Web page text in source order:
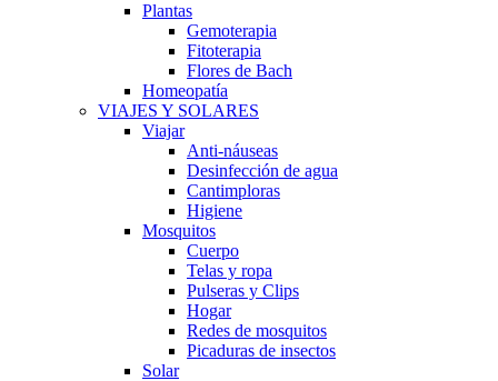
Plantas
Gemoterapia
Fitoterapia
Flores de Bach
Homeopatía
VIAJES Y SOLARES
Viajar
Anti-náuseas
Desinfección de agua
Cantimploras
Higiene
Mosquitos
Cuerpo
Telas y ropa
Pulseras y Clips
Hogar
Redes de mosquitos
Picaduras de insectos
Solar